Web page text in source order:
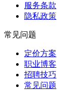
服务条款
隐私政策
常见问题
定价方案
职业博客
招聘技巧
常见问题